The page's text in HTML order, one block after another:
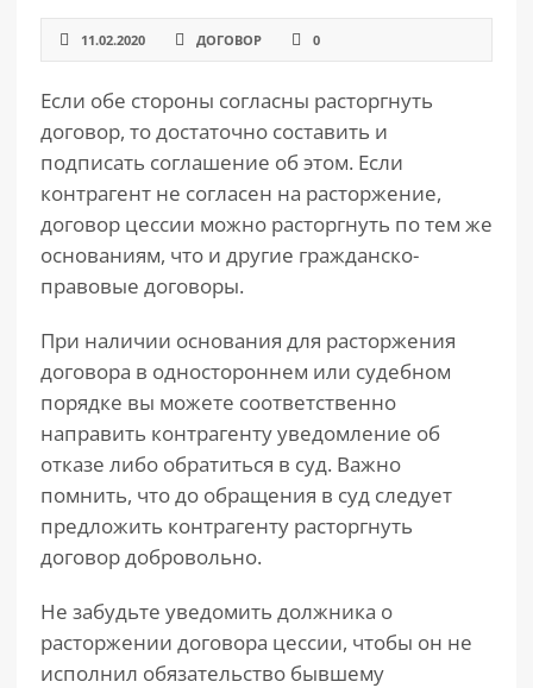
11.02.2020 ДОГОВОР 0
Если обе стороны согласны расторгнуть
договор, то достаточно составить и
подписать соглашение об этом. Если
контрагент не согласен на расторжение,
договор цессии можно расторгнуть по тем же
основаниям, что и другие гражданско-
правовые договоры.
При наличии основания для расторжения
договора в одностороннем или судебном
порядке вы можете соответственно
направить контрагенту уведомление об
отказе либо обратиться в суд. Важно
помнить, что до обращения в суд следует
предложить контрагенту расторгнуть
договор добровольно.
Не забудьте уведомить должника о
расторжении договора цессии, чтобы он не
исполнил обязательство бывшему